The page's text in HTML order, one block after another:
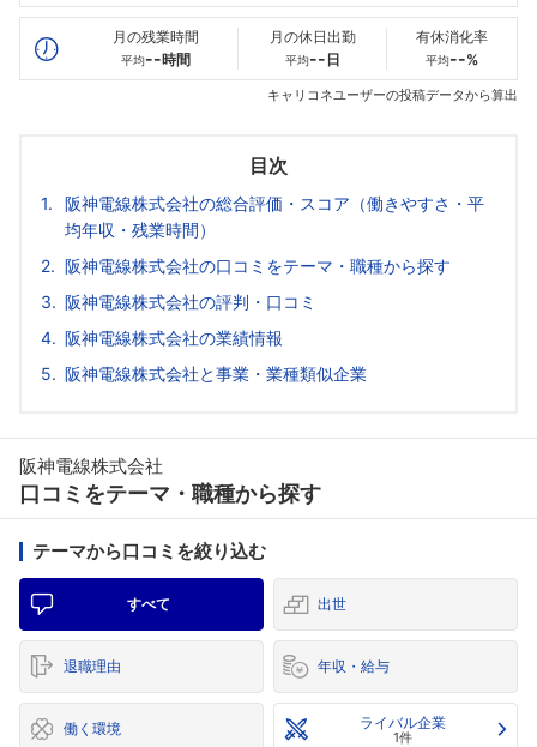
最高年収
--万
--万
--万
月の残業時間
平均--時間
月の休日出勤
平均-- 日
有休消化率
平均--%
キャリコネユーザーの投稿データから算出
目次
阪神電線株式会社の総合評価・スコア（働きやすさ・平
均年収・残業時間）
阪神電線株式会社の口コミをテーマ・職種から探す
阪神電線株式会社の評判・口コミ
阪神電線株式会社の業績情報
阪神電線株式会社と事業・業種類似企業
阪神電線株式会社
口コミをテーマ・職種から探す
テーマから口コミを絞り込む
すべて 出世
退職理由 年収・給与
働く環境 ライバル企業
1件